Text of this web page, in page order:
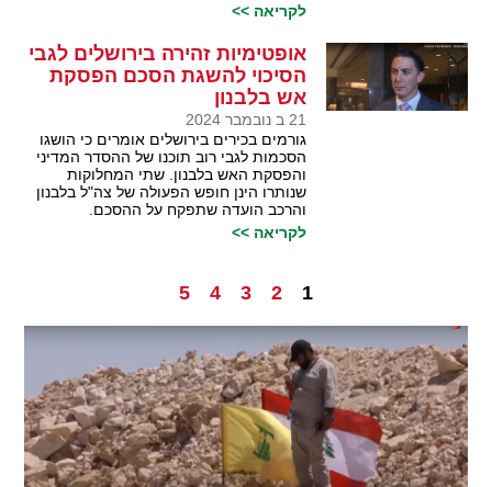
לקריאה >>
אופטימיות זהירה בירושלים לגבי
הסיכוי להשגת הסכם הפסקת
אש בלבנון
21 ב נובמבר 2024
גורמים בכירים בירושלים אומרים כי הושגו
הסכמות לגבי רוב תוכנו של ההסדר המדיני
והפסקת האש בלבנון. שתי המחלוקות
שנותרו הינן חופש הפעולה של צה"ל בלבנון
והרכב הועדה שתפקח על ההסכם.
לקריאה >>
1
2
3
4
5